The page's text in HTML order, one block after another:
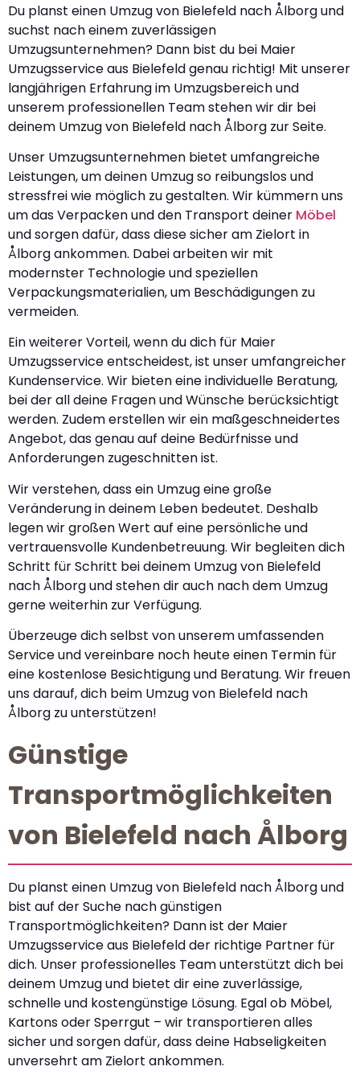
Du planst einen Umzug von Bielefeld nach Ålborg und
suchst nach einem zuverlässigen
Umzugsunternehmen? Dann bist du bei Maier
Umzugsservice aus Bielefeld genau richtig! Mit unserer
langjährigen Erfahrung im Umzugsbereich und
unserem professionellen Team stehen wir dir bei
deinem Umzug von Bielefeld nach Ålborg zur Seite.
Unser Umzugsunternehmen bietet umfangreiche
Leistungen, um deinen Umzug so reibungslos und
stressfrei wie möglich zu gestalten. Wir kümmern uns
um das Verpacken und den Transport deiner Möbel
und sorgen dafür, dass diese sicher am Zielort in
Ålborg ankommen. Dabei arbeiten wir mit
modernster Technologie und speziellen
Verpackungsmaterialien, um Beschädigungen zu
vermeiden.
Ein weiterer Vorteil, wenn du dich für Maier
Umzugsservice entscheidest, ist unser umfangreicher
Kundenservice. Wir bieten eine individuelle Beratung,
bei der all deine Fragen und Wünsche berücksichtigt
werden. Zudem erstellen wir ein maßgeschneidertes
Angebot, das genau auf deine Bedürfnisse und
Anforderungen zugeschnitten ist.
Wir verstehen, dass ein Umzug eine große
Veränderung in deinem Leben bedeutet. Deshalb
legen wir großen Wert auf eine persönliche und
vertrauensvolle Kundenbetreuung. Wir begleiten dich
Schritt für Schritt bei deinem Umzug von Bielefeld
nach Ålborg und stehen dir auch nach dem Umzug
gerne weiterhin zur Verfügung.
Überzeuge dich selbst von unserem umfassenden
Service und vereinbare noch heute einen Termin für
eine kostenlose Besichtigung und Beratung. Wir freuen
uns darauf, dich beim Umzug von Bielefeld nach
Ålborg zu unterstützen!
Günstige
Transportmöglichkeiten
von Bielefeld nach Ålborg
Du planst einen Umzug von Bielefeld nach Ålborg und
bist auf der Suche nach günstigen
Transportmöglichkeiten? Dann ist der Maier
Umzugsservice aus Bielefeld der richtige Partner für
dich. Unser professionelles Team unterstützt dich bei
deinem Umzug und bietet dir eine zuverlässige,
schnelle und kostengünstige Lösung. Egal ob Möbel,
Kartons oder Sperrgut – wir transportieren alles
sicher und sorgen dafür, dass deine Habseligkeiten
unversehrt am Zielort ankommen.